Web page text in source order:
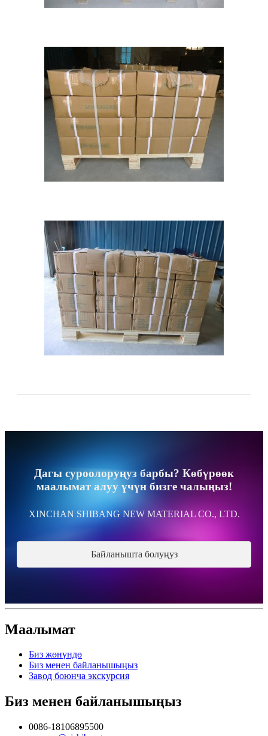
Дагы суроолоруңуз барбы? Көбүрөөк
маалымат алуу үчүн бизге чалыңыз!
XINCHAN SHIBANG NEW MATERIAL CO., LTD.
Байланышта болуңуз
Маалымат
Биз жөнүндө
Биз менен байланышыңыз
Завод боюнча экскурсия
Биз менен байланышыңыз
0086-18106895500